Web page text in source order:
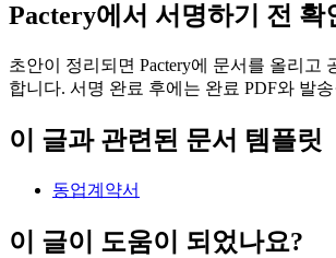
Pactery에서 서명하기 전 확
초안이 정리되면 Pactery에 문서를 올리
합니다. 서명 완료 후에는 완료 PDF와 발
이 글과 관련된 문서 템플릿
동업계약서
이 글이 도움이 되었나요?